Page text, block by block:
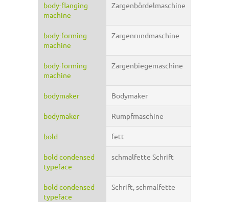
body-flanging
machine
Zargenbördelmaschine
body-forming
machine
Zargenrundmaschine
body-forming
machine
Zargenbiegemaschine
bodymaker Bodymaker
bodymaker Rumpfmaschine
bold fett
bold condensed
typeface
schmalfette Schrift
bold condensed
typeface
Schrift, schmalfette